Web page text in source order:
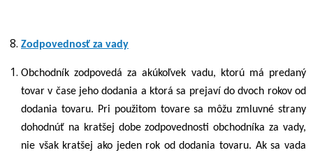
Zodpovednosť za vady
Obchodník zodpovedá za akúkoľvek vadu, ktorú má predaný
tovar v čase jeho dodania a ktorá sa prejaví do dvoch rokov od
dodania tovaru. Pri použitom tovare sa môžu zmluvné strany
dohodnúť na kratšej dobe zodpovednosti obchodníka za vady,
nie však kratšej ako jeden rok od dodania tovaru. Ak sa vada